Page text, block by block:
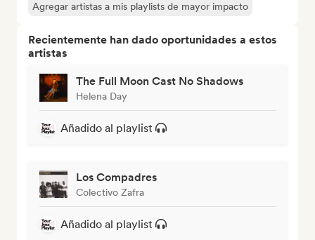
Agregar artistas a mis playlists de mayor impacto
Recientemente han dado oportunidades a estos
artistas
The Full Moon Cast No Shadows
Helena Day
Añadido al playlist
Los Compadres
Colectivo Zafra
Añadido al playlist